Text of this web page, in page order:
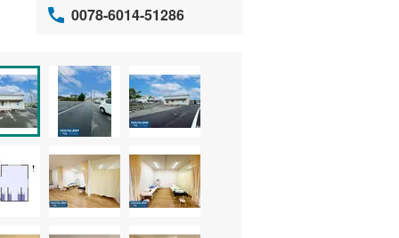
0078-6014-51286